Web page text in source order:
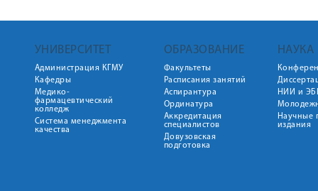
УНИВЕРСИТЕТ
Администрация КГМУ
Кафедры
Медико-
фармацевтический
колледж
Система менеджмента
качества
ОБРАЗОВАНИЕ
Факультеты
Расписания занятий
Аспирантура
Ординатура
Аккредитация
специалистов
Довузовская
подготовка
НАУКА
НИИ и
Научные
издания